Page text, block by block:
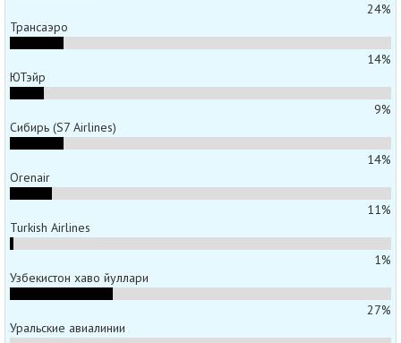
24%
Трансаэро
14%
ЮТэйр
9%
Сибирь (S7 Airlines)
14%
Orenair
11%
Turkish Airlines
1%
Узбекистон хаво йуллари
27%
Уральские авиалинии